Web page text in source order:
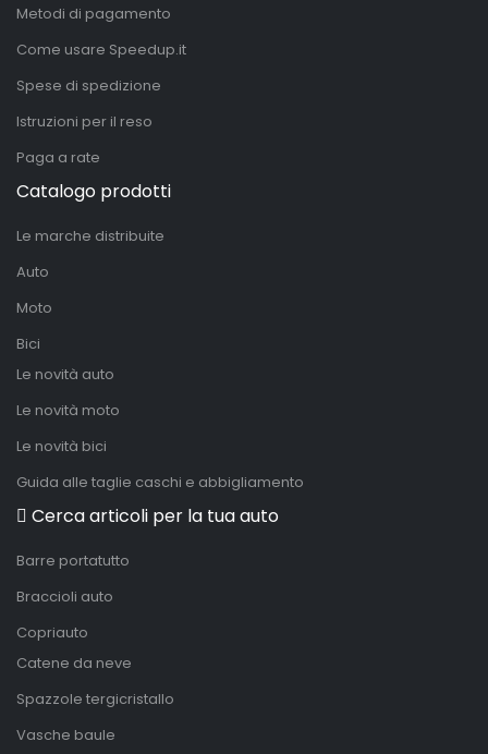
Metodi di pagamento
Come usare Speedup.it
Spese di spedizione
Istruzioni per il reso
Paga a rate
Catalogo prodotti
Le marche distribuite
Auto
Moto
Bici
Le novità auto
Le novità moto
Le novità bici
Guida alle taglie caschi e abbigliamento
Cerca articoli per la tua auto
Barre portatutto
Braccioli auto
Copriauto
Catene da neve
Spazzole tergicristallo
Vasche baule